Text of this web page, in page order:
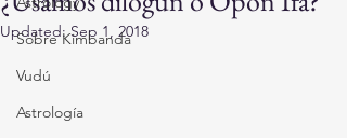
Sobre Kimbanda
Vudú
Astrología
Updated:Sep 1, 2018